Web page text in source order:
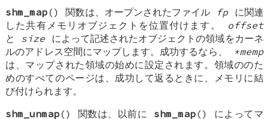
shm_map() 関数は、オープンされたファイル fp に関連
した共有メモリオブジェクトを位置付けます。 offset
と size によって記述されたオブジェクトの領域をカーネ
ルのアドレス空間にマップします。成功するなら、
*memp
は、マップされた領域の始めに設定されます。領域ののた
めのすべてのページは、成功して返るときに、メモリに結
び付けられます。
shm_unmap() 関数は、以前に shm_map() によってマ